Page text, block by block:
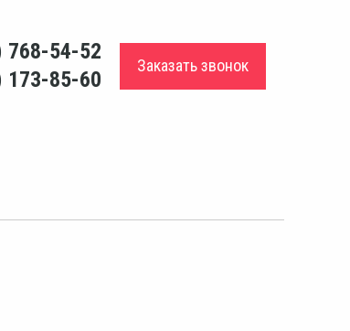
768-54-52
173-85-60
Заказать звонок